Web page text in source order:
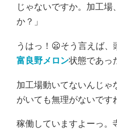
じゃないですか。加工場
か？」
うはっ！😦そう言えば
富良野メロン状態であっ
加工場動いてないんじゃ
がいても無理がないです
稼働していますよーっ。